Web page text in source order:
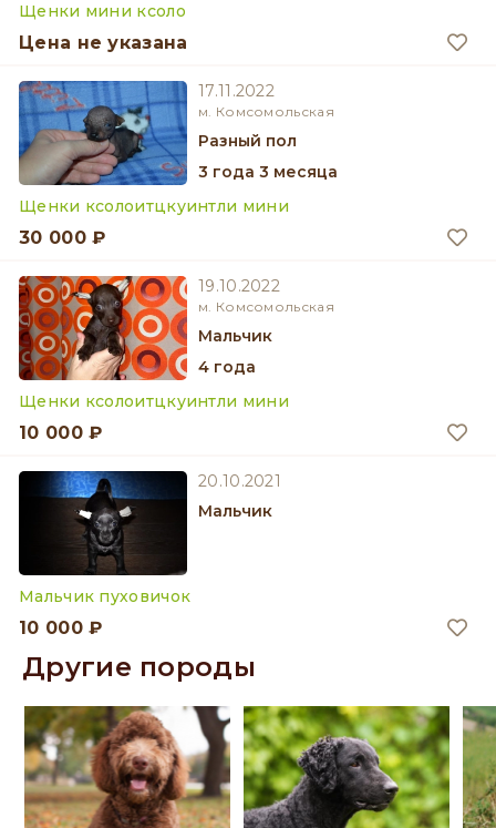
Щенки мини ксоло
Цена не указана
17.11.2022
м. Комсомольская
разный пол
3 года 3 месяца
Щенки ксолоитцкуинтли мини
30 000 ₽
19.10.2022
м. Комсомольская
мальчик
4 года
Щенки ксолоитцкуинтли мини
10 000 ₽
20.10.2021
мальчик
Мальчик пуховичок
10 000 ₽
Другие породы